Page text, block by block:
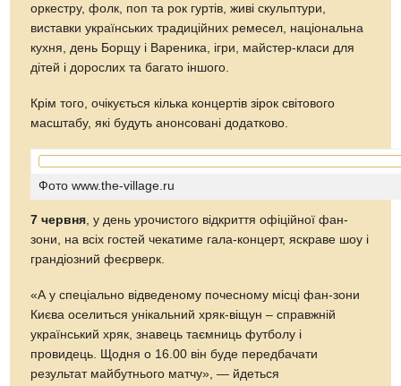
оркестру, фолк, поп та рок гуртів, живі скульптури,
виставки українських традиційних ремесел, національна
кухня, день Борщу і Вареника, ігри, майстер-класи для
дітей і дорослих та багато іншого.
Крім того, очікується кілька концертів зірок світового
масштабу, які будуть анонсовані додатково.
Фото www.the-village.ru
7 червня, у день урочистого відкриття офіційної фан-
зони, на всіх гостей чекатиме гала-концерт, яскраве шоу і
грандіозний феєрверк.
«А у спеціально відведеному почесному місці фан-зони
Києва оселиться унікальний хряк-віщун – справжній
український хряк, знавець таємниць футболу і
провидець. Щодня о 16.00 він буде передбачати
результат майбутнього матчу», — йдеться